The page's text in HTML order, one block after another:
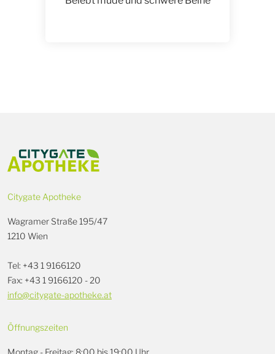
Citygate Apotheke
Wagramer Straße 195/47
1210 Wien
Tel: +43 1 9166120
Fax: +43 1 9166120 - 20
info@citygate-apotheke.at
Öffnungszeiten
Montag - Freitag: 8:00 bis 19:00 Uhr